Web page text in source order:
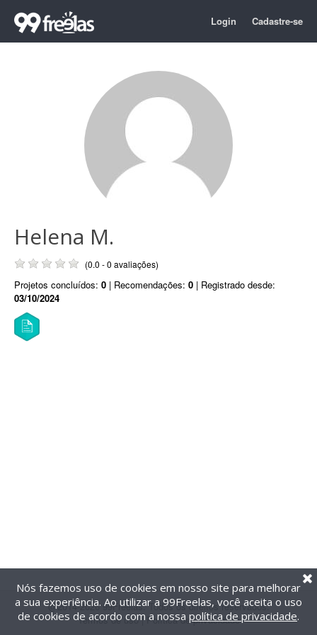
Login Cadastre-se
Helena M.
(0.0 - 0 avaliações)
Projetos concluídos: 0 | Recomendações: 0 | Registrado desde:
03/10/2024
@2014-2026 99Freelas. Todos os direitos reservados.
Termos de uso| Política de privacidade
Nós fazemos uso de cookies em nosso site para melhorar
a sua experiência. Ao utilizar a 99Freelas, você aceita o uso
de cookies de acordo com a nossa política de privacidade.